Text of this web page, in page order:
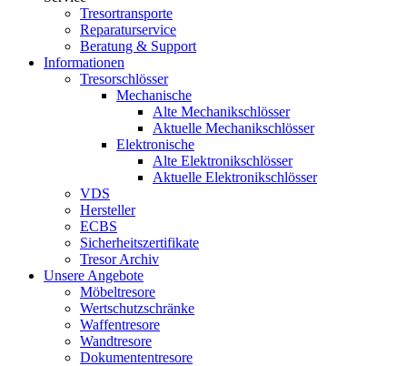
Tresortransporte
Reparaturservice
Beratung & Support
Informationen
Tresorschlösser
Mechanische
Alte Mechanikschlösser
Aktuelle Mechanikschlösser
Elektronische
Alte Elektronikschlösser
Aktuelle Elektronikschlösser
VDS
Hersteller
ECBS
Sicherheitszertifikate
Tresor Archiv
Unsere Angebote
Möbeltresore
Wertschutzschränke
Waffentresore
Wandtresore
Dokumententresore